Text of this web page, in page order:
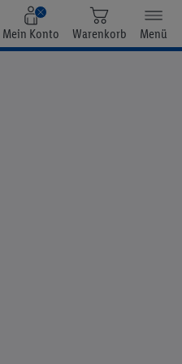
Mein Konto Warenkorb Menü